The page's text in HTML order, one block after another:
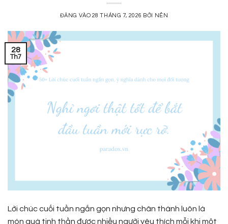
ĐĂNG VÀO 28 THÁNG 7, 2026 BỞI NÊN
28
Th7
Lời chúc cuối tuần ngắn gọn nhưng chân thành luôn là
món quà tinh thần được nhiều người yêu thích mỗi khi một